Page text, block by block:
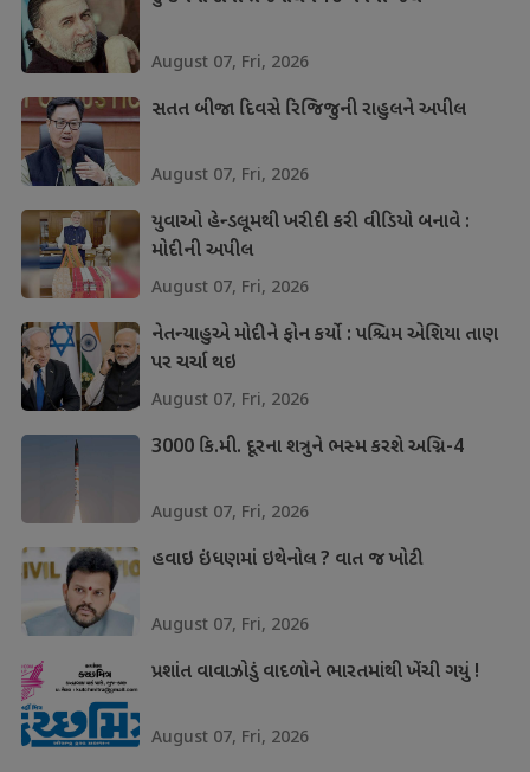
August 07, Fri, 2026
સતત બીજા દિવસે રિજિજુની રાહુલને અપીલ
August 07, Fri, 2026
યુવાઓ હેન્ડલૂમથી ખરીદી કરી વીડિયો બનાવે :
મોદીની અપીલ
August 07, Fri, 2026
નેતન્યાહુએ મોદીને ફોન કર્યો : પશ્ચિમ એશિયા તાણ
પર ચર્ચા થઇ
August 07, Fri, 2026
3000 કિ.મી. દૂરના શત્રુને ભસ્મ કરશે અગ્નિ-4
August 07, Fri, 2026
હવાઇ ઇંધણમાં ઇથેનોલ ? વાત જ ખોટી
August 07, Fri, 2026
પ્રશાંત વાવાઝોડું વાદળોને ભારતમાંથી ખેંચી ગયું !
August 07, Fri, 2026